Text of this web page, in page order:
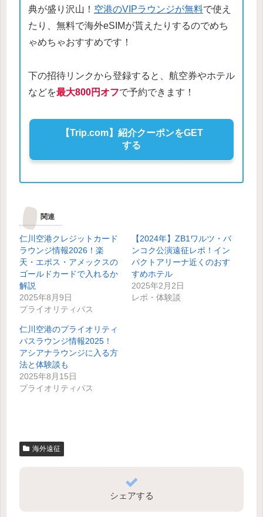
典が盛り沢山！ 空港のVIPラウンジが無料で使え
たり、無料で海外eSIMが貰えたりするのでめち
ゃめちゃおすすめです！
下の招待リンクから登録すると、航空券やホテル
などを最大800円オフで予約できます！
【Trip.com】紹介クーポンをGET
する
関連
仁川空港クレジットカード
ラウンジ情報2026！楽
天・エポス・アメックスの
ゴールドカードで入れるか
解説
2025年8月9日
プライオリティパス
【2024年】ZB1ワルツ・バ
ンコク公演遠征レポ！イン
パクトアリーナ近くのおす
すめホテル
2025年2月2日
レポ・体験談
仁川空港のプライオリティ
パスラウンジ情報2025！
アシアナラウンジに入る方
法と体験談も
2025年8月15日
プライオリティパス
海外遠征
シェアする